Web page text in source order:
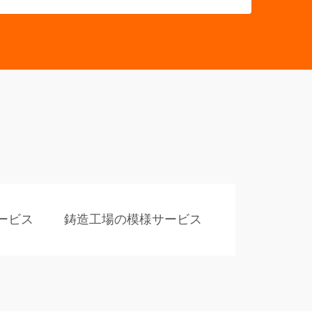
ビス 鋳造工場の模様サービス